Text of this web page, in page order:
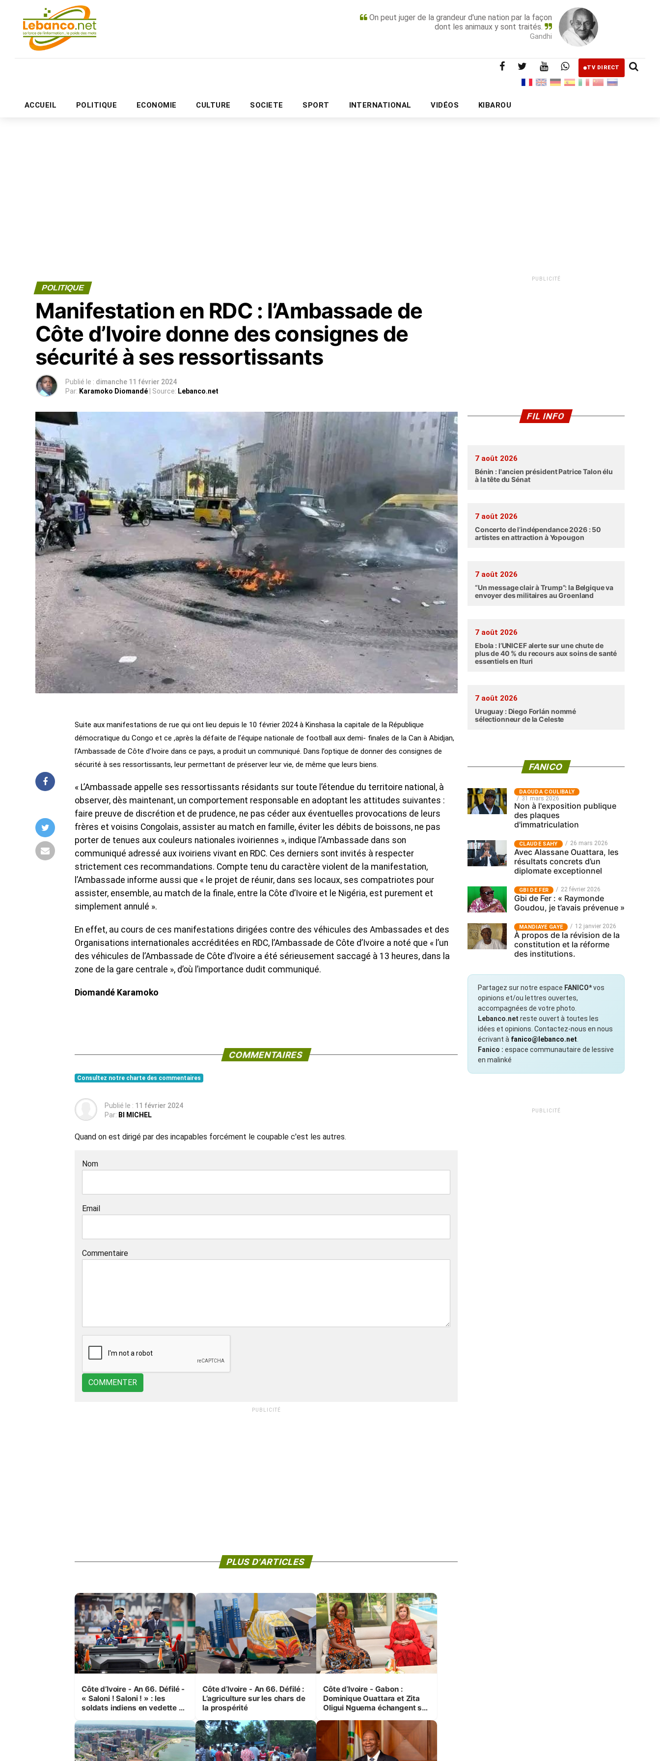
On peut juger de la grandeur d'une nation par la façon
dont les animaux y sont traités.
Gandhi
TV DIRECT
ACCUEIL POLITIQUE ECONOMIE CULTURE SOCIETE SPORT INTERNATIONAL VIDÉOS KIBAROU
PUBLICITÉ
POLITIQUE
Manifestation en RDC : l’Ambassade de
Côte d’Ivoire donne des consignes de
sécurité à ses ressortissants
Publié le : dimanche 11 février 2024
Par: Karamoko Diomandé | Source: Lebanco.net
Suite aux manifestations de rue qui ont lieu depuis le 10 février 2024 à Kinshasa la capitale de la République
démocratique du Congo et ce ,après la défaite de l’équipe nationale de football aux demi- finales de la Can à Abidjan,
l’Ambassade de Côte d’Ivoire dans ce pays, a produit un communiqué. Dans l’optique de donner des consignes de
sécurité à ses ressortissants, leur permettant de préserver leur vie, de même que leurs biens.
« L’Ambassade appelle ses ressortissants résidants sur toute l’étendue du territoire national, à
observer, dès maintenant, un comportement responsable en adoptant les attitudes suivantes :
faire preuve de discrétion et de prudence, ne pas céder aux éventuelles provocations de leurs
frères et voisins Congolais, assister au match en famille, éviter les débits de boissons, ne pas
porter de tenues aux couleurs nationales ivoiriennes », indique l’Ambassade dans son
communiqué adressé aux ivoiriens vivant en RDC. Ces derniers sont invités à respecter
strictement ces recommandations. Compte tenu du caractère violent de la manifestation,
l’Ambassade informe aussi que « le projet de réunir, dans ses locaux, ses compatriotes pour
assister, ensemble, au match de la finale, entre la Côte d’Ivoire et le Nigéria, est purement et
simplement annulé ».
En effet, au cours de ces manifestations dirigées contre des véhicules des Ambassades et des
Organisations internationales accréditées en RDC, l’Ambassade de Côte d’Ivoire a noté que « l’un
des véhicules de l’Ambassade de Côte d’Ivoire a été sérieusement saccagé à 13 heures, dans la
zone de la gare centrale », d’où l’importance dudit communiqué.
Diomandé Karamoko
COMMENTAIRES
Consultez notre charte des commentaires
Publié le : 11 février 2024
Par: BI MICHEL
Quand on est dirigé par des incapables forcément le coupable c'est les autres.
Nom
Email
Commentaire
COMMENTER
PUBLICITÉ
PLUS D'ARTICLES
Côte d’Ivoire - An 66. Défilé -
« Saloni ! Saloni ! » : les
soldats indiens en vedette à
Côte d’Ivoire - An 66. Défilé :
L’agriculture sur les chars de
la prospérité
Côte d’Ivoire - Gabon :
Dominique Ouattara et Zita
Oligui Nguema échangent sur
femmes et des enfants
PUBLICITÉ
FIL INFO
7 août 2026
Bénin : l'ancien président Patrice Talon élu
à la tête du Sénat
7 août 2026
Concerto de l’indépendance 2026 : 50
artistes en attraction à Yopougon
7 août 2026
“Un message clair à Trump”: la Belgique va
envoyer des militaires au Groenland
7 août 2026
Ebola : l’UNICEF alerte sur une chute de
plus de 40 % du recours aux soins de santé
essentiels en Ituri
7 août 2026
Uruguay : Diego Forlán nommé
sélectionneur de la Celeste
FANICO
‎DAOUDA COULIBALY
31 mars 2026
Non à l'exposition publique
des plaques
d'immatriculation
CLAUDE SAHY 26 mars 2026
Avec Alassane Ouattara, les
résultats concrets d’un
diplomate exceptionnel
GBI DE FER 22 février 2026
Gbi de Fer : « Raymonde
Goudou, je t’avais prévenue »
MANDIAYE GAYE 12 janvier 2026
À propos de la révision de la
constitution et la réforme
des institutions.
Partagez sur notre espace FANICO*vos
opinions et/ou lettres ouvertes,
accompagnées de votre photo.
Lebanco.net reste ouvert à toutes les
idées et opinions. Contactez-nous en nous
écrivant à fanico@lebanco.net
Fanico : espace communautaire de lessive
en malinké
PUBLICITÉ